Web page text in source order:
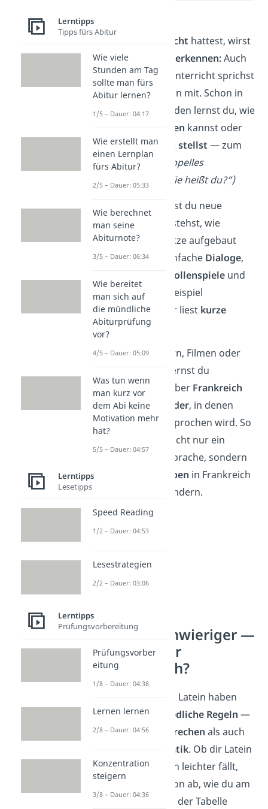
Englischunterricht hattest, wirst
du vieles
wiedererkennen:Auch
im Französischunterricht sprichst
du von Anfang an mit. Schon in
den ersten Stunden lernst du, wie
vorstellen kannst oder
einfache Fragen
stellst —zum
Beispiel:
„Tu t’appelles
comment?“
(„Wie heißt du?“)
Mit der Zeit lernst du neue
Wörter und verstehst, wie
französische Sätze aufgebaut
sind. Du übst einfache Dialoge,
kleine Rollenspiele und
schreibst zum Beispiel
Postkarten
oder liest kurze
Geschichten
In Texten, Liedern, Filmen oder
kurzen Videos lernst du
außerdem viel über Frankreich
undandere Länder, in denen
Französisch gesprochen wird. So
bekommst du nicht nur ein
Gefühl für die Sprache, sondern
Leben in Frankreich
und anderen Ländern.
Was ist schwieriger —
Latein oder
Französisch?
Französisch und Latein haben
ganzunterschiedliche Regeln —
sowohl beim
Sprechen als auch
Grammatik. Ob dir Latein
oder Französisch leichter fällt,
hängt stark davon ab, wie du am
besten lernst. In der Tabelle
Lerntipps
Tipps fürs Abitur
Wie viele
Stunden am Tag
sollte man fürs
Abitur lernen?
1/5 – Dauer: 04:17
Wie erstellt man
einen Lernplan
fürs Abitur?
2/5 – Dauer: 05:33
Wie berechnet
man seine
Abiturnote?
3/5 – Dauer: 06:34
Wie bereitet
man sich auf
die mündliche
Abiturprüfung
vor?
4/5 – Dauer: 05:09
Was tun wenn
man kurz vor
dem Abi keine
Motivation mehr
hat?
5/5 – Dauer: 04:57
Lerntipps
Lesetipps
Speed Reading
1/2 – Dauer: 04:53
Lesestrategien
2/2 – Dauer: 03:06
Lerntipps
Prüfungsvorbereitung
Prüfungsvorber
eitung
1/8 – Dauer: 04:38
Lernen lernen
2/8 – Dauer: 04:56
Konzentration
steigern
3/8 – Dauer: 04:36